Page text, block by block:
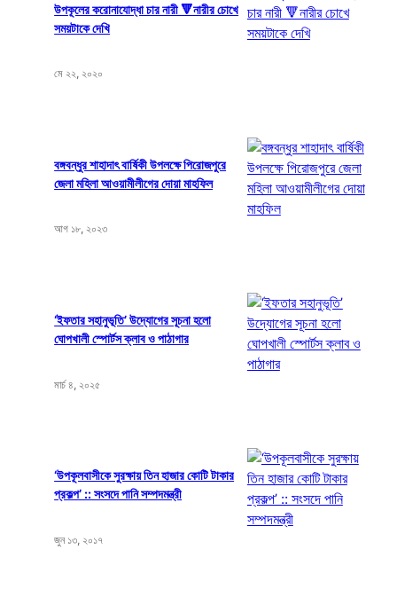
উপকূলের করোনাযোদ্ধা চার নারী 🔻নারীর চোখে
সময়টাকে দেখি
মে ২২, ২০২০
বঙ্গবন্ধুর শাহাদাৎ বার্ষিকী উপলক্ষে পিরোজপুরে
জেলা মহিলা আওয়ামীলীগের দোয়া মাহফিল
আগ ১৮, ২০২৩
‘ইফতার সহানুভূতি’ উদ্যোগের সূচনা হলো
ঘোপখালী স্পোর্টস ক্লাব ও পাঠাগার
মার্চ ৪, ২০২৫
‘উপকূলবাসীকে সুরক্ষায় তিন হাজার কোটি টাকার
প্রকল্প’ :: সংসদে পানি সম্পদমন্ত্রী
জুন ১৩, ২০১৭